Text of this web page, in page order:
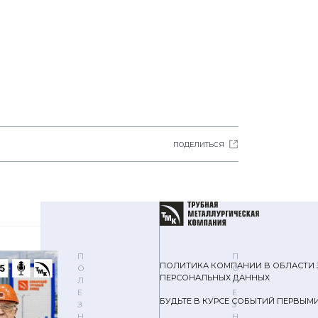
ПОДЕЛИТЬСЯ
П
О
Л
Е
З
П
О
Л
Е
З
ПОЛИТИКА КОМПАНИИ В ОБЛАСТИ
ПЕРСОНАЛЬНЫХ ДАННЫХ
БУДЬТЕ В КУРСЕ СОБЫТИЙ